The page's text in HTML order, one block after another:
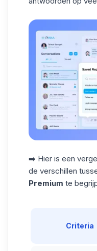
➡️ Hier is een
de verschillen
Premium te
Criteria